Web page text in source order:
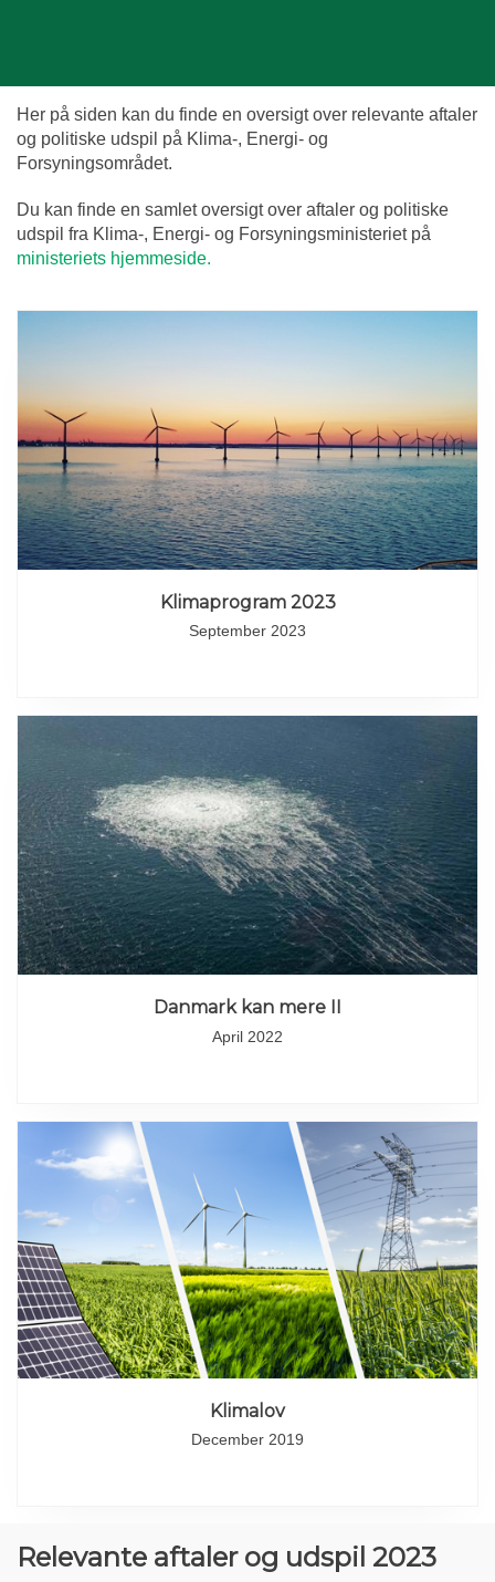
Her på siden kan du finde en oversigt over relevante aftaler
og politiske udspil på Klima-, Energi- og
Forsyningsområdet.
Du kan finde en samlet oversigt over aftaler og politiske
udspil fra Klima-, Energi- og Forsyningsministeriet på
ministeriets hjemmeside.
Klimaprogram 2023
September 2023
Danmark kan mere II
April 2022
Klimalov
December 2019
Relevante aftaler og udspil 2023